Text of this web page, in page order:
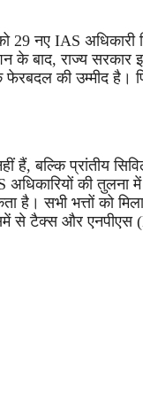
नए IAS अधिकारी
के बाद, राज्य सरकार
की उम्मीद है।
हैं, बल्कि प्रांतीय
की तुलना
है। सभी भत्तों को
से टैक्स और एनपीएस